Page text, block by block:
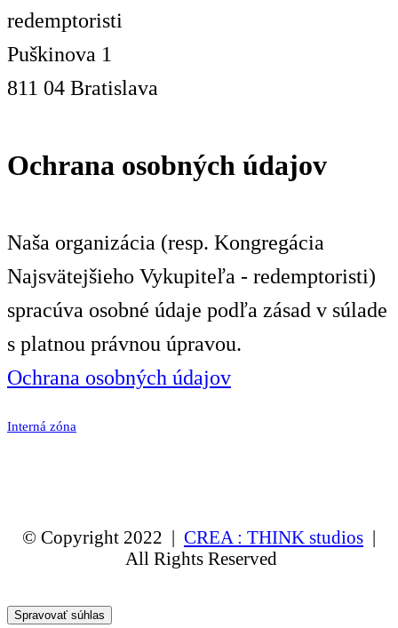
redemptoristi
Puškinova 1
811 04 Bratislava
Ochrana osobných údajov
Naša organizácia (resp. Kongregácia
Najsvätejšieho Vykupiteľa - redemptoristi)
spracúva osobné údaje podľa zásad v súlade
s platnou právnou úpravou.
Ochrana osobných údajov
Interná zóna
© Copyright 2022 | CREA : THINK studios |
All Rights Reserved
Spravovať súhlas